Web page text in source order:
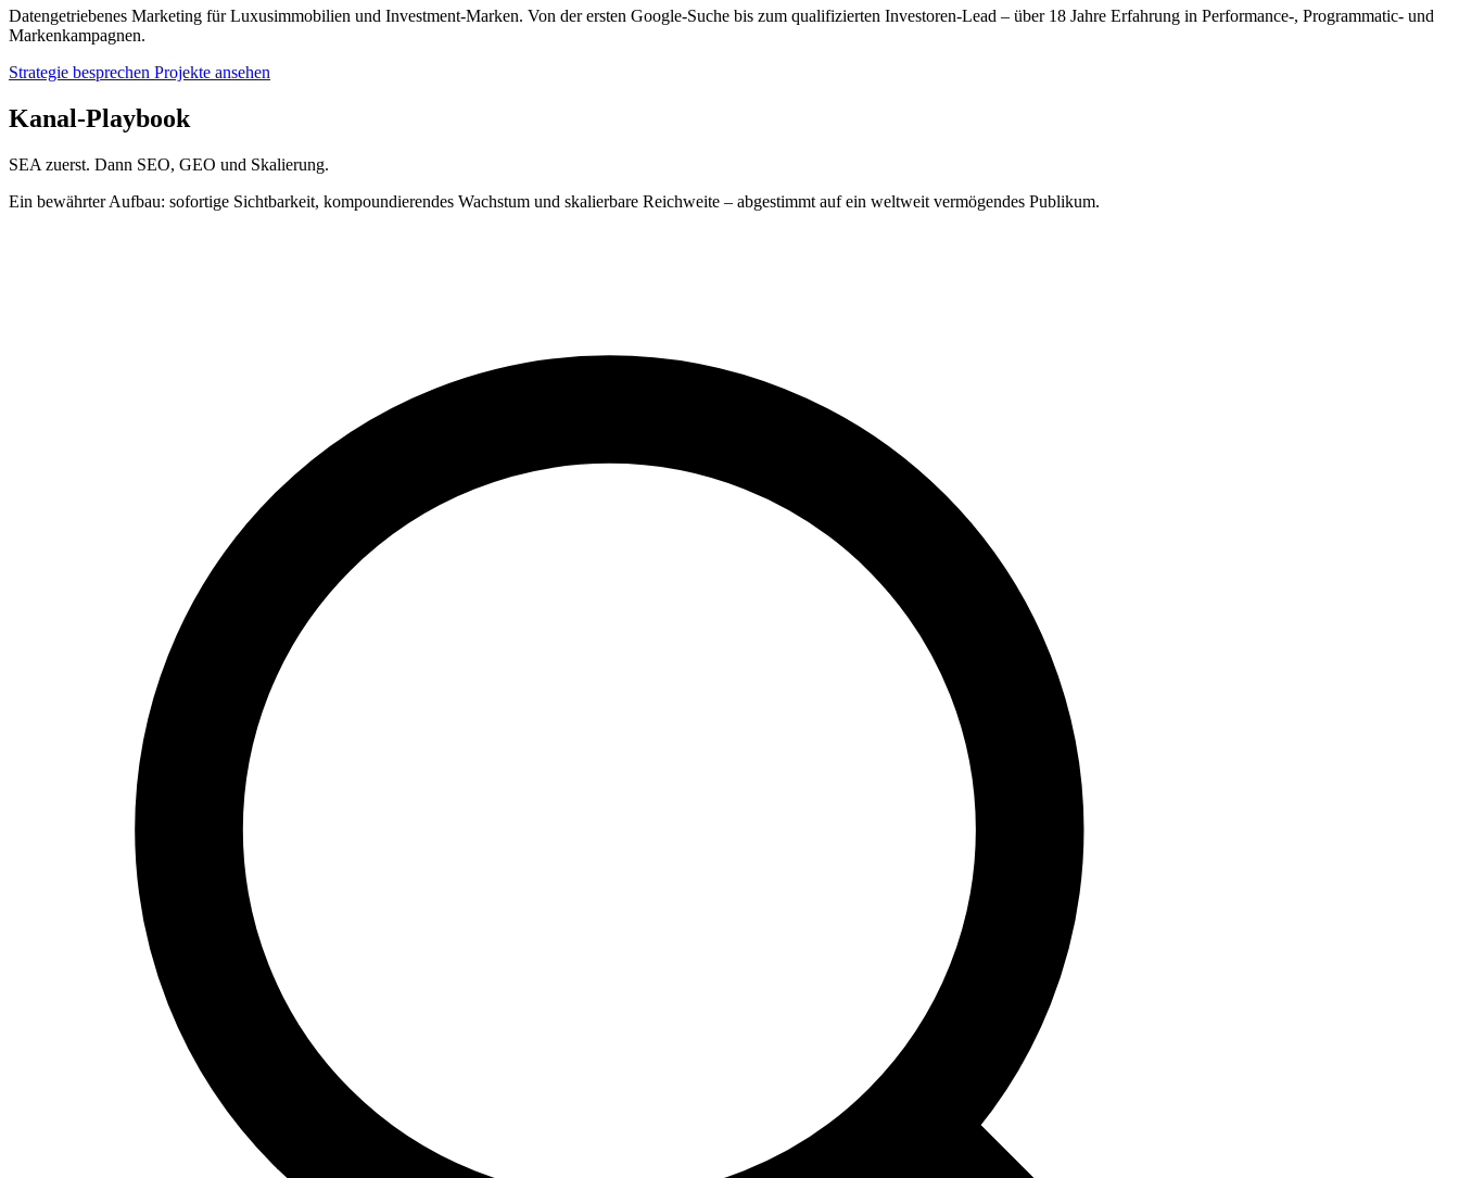
Datengetriebenes Marketing für Luxusimmobilien und Investment-Marken. Von der ersten Google-Suche bis zum qualifizierten Investoren-Lead – über 18 Jahre Erfahrung in Performance-, Programmatic- und
Markenkampagnen.
Strategie besprechen Projekte ansehen
Kanal-Playbook
SEA zuerst. Dann SEO, GEO und Skalierung.
Ein bewährter Aufbau: sofortige Sichtbarkeit, kompoundierendes Wachstum und skalierbare Reichweite – abgestimmt auf ein weltweit vermögendes Publikum.